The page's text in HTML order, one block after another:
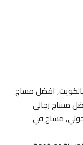
افضل مساج
مساج رجالي
24 ساعة حولي, مساج في